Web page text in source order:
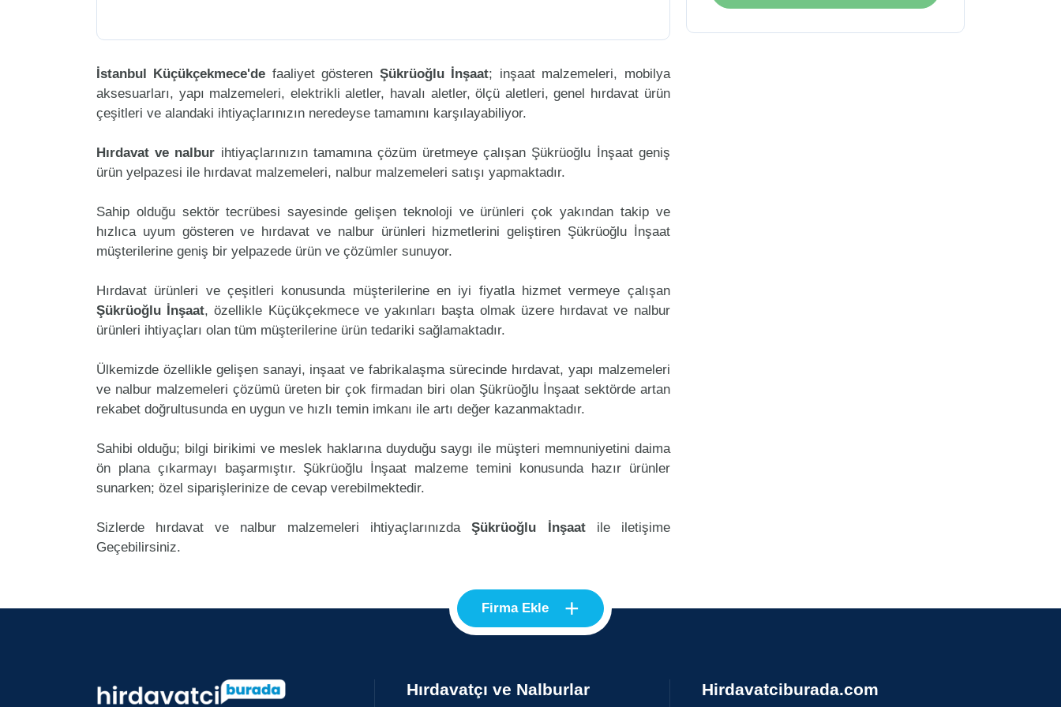
İstanbul Küçükçekmece'de faaliyet gösteren Şükrüoğlu İnşaat; inşaat malzemeleri, mobilya
aksesuarları, yapı malzemeleri, elektrikli aletler, havalı aletler, ölçü aletleri, genel hırdavat ürün
çeşitleri ve alandaki ihtiyaçlarınızın neredeyse tamamını karşılayabiliyor.
Hırdavat ve nalbur ihtiyaçlarınızın tamamına çözüm üretmeye çalışan Şükrüoğlu İnşaat geniş
ürün yelpazesi ile hırdavat malzemeleri, nalbur malzemeleri satışı yapmaktadır.
Sahip olduğu sektör tecrübesi sayesinde gelişen teknoloji ve ürünleri çok yakından takip ve
hızlıca uyum gösteren ve hırdavat ve nalbur ürünleri hizmetlerini geliştiren Şükrüoğlu İnşaat
müşterilerine geniş bir yelpazede ürün ve çözümler sunuyor.
Hırdavat ürünleri ve çeşitleri konusunda müşterilerine en iyi fiyatla hizmet vermeye çalışan
Şükrüoğlu İnşaat, özellikle Küçükçekmece ve yakınları başta olmak üzere hırdavat ve nalbur
ürünleri ihtiyaçları olan tüm müşterilerine ürün tedariki sağlamaktadır.
Ülkemizde özellikle gelişen sanayi, inşaat ve fabrikalaşma sürecinde hırdavat, yapı malzemeleri
ve nalbur malzemeleri çözümü üreten bir çok firmadan biri olan Şükrüoğlu İnşaat sektörde artan
rekabet doğrultusunda en uygun ve hızlı temin imkanı ile artı değer kazanmaktadır.
Sahibi olduğu; bilgi birikimi ve meslek haklarına duyduğu saygı ile müşteri memnuniyetini daima
ön plana çıkarmayı başarmıştır. Şükrüoğlu İnşaat malzeme temini konusunda hazır ürünler
sunarken; özel siparişlerinize de cevap verebilmektedir.
Sizlerde hırdavat ve nalbur malzemeleri ihtiyaçlarınızdaŞükrüoğlu İnşaatile iletişime
Geçebilirsiniz.
Firma Ekle +
Hırdavatçı ve Nalburlar Hirdavatciburada.com